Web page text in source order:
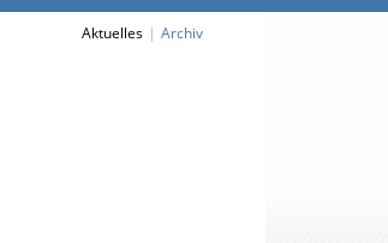
Aktuelles Archiv